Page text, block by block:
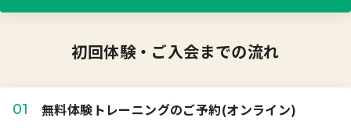
初回体験・ご入会までの流れ
01 無料体験トレーニングのご予約(オンライン)